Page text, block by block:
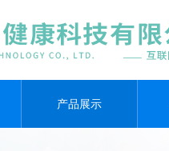
产品展示